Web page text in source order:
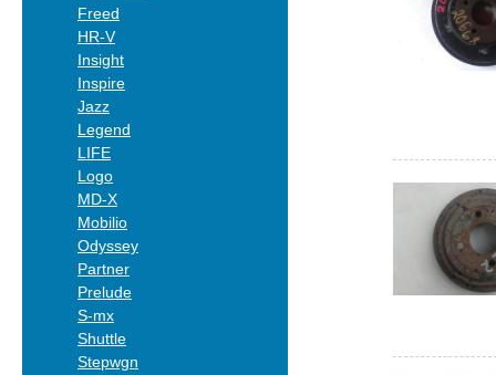
Freed
HR-V
Insight
Inspire
Jazz
Legend
LIFE
Logo
MD-X
Mobilio
Odyssey
Partner
Prelude
S-mx
Shuttle
Stepwgn